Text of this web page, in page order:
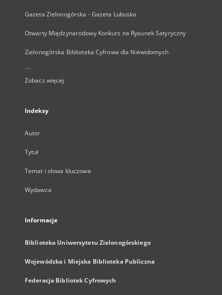
Gazeta Zielonogórska - Gazeta Lubuska
Otwarty Międzynarodowy Konkurs na Rysunek Satyryczny
Zielonogórska Biblioteka Cyfrowa dla Niewidomych
...
Zobacz więcej
Indeksy
Autor
Tytuł
Temat i słowa kluczowe
Wydawca
Informacje
Biblioteka Uniwersytetu Zielonogórskiego
Wojewódzka i Miejska Biblioteka Publiczna
Federacja Bibliotek Cyfrowych